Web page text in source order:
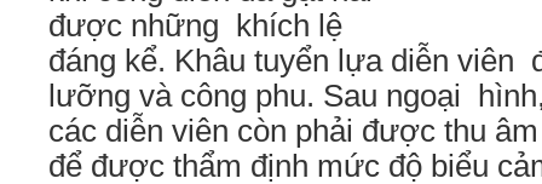
được những khích lệ
đáng kể. Khâu tuyển lựa diễn viên
lưỡng và công phu. Sau ngoại
các diễn viên còn phải được thu
để được thẩm định mức độ biểu